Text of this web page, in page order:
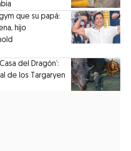
que su papá:
hijo
del Dragón’:
de los Targaryen